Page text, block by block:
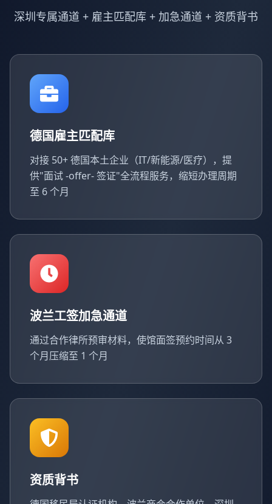
深圳专属通道 + 雇主匹配库 + 加急通道 + 资质背书
德国雇主匹配库
对接 50+ 德国本土企业（IT/新能源/医疗），提
供"面试 -offer- 签证"全流程服务，缩短办理周期
至 6 个月
波兰工签加急通道
通过合作律所预审材料，使馆面签预约时间从 3
个月压缩至 1 个月
资质背书